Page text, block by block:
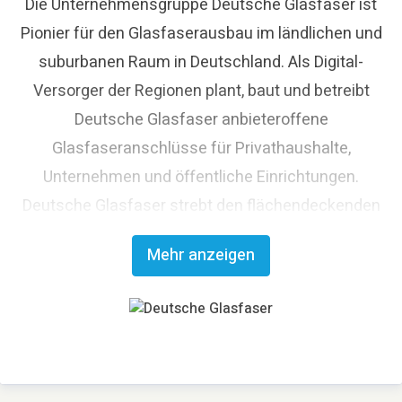
Pionier für den Glasfaserausbau im ländlichen und
suburbanen Raum in Deutschland. Als Digital-
Versorger der Regionen plant, baut und betreibt
Deutsche Glasfaser anbieteroffene
Glasfaseranschlüsse für Privathaushalte,
Unternehmen und öffentliche Einrichtungen.
Deutsche Glasfaser strebt den flächendeckenden
Glasfaserausbau an und trägt damit maßgeblich
zum digitalen Fortschritt Deutschlands bei. Mit
innovativen Planungs- und Bauverfahren ist
Deutsche Glasfaser Spezialist für einen schnellen
Unternehmensgruppe zählt zu den finanzstärksten
Mehr anzeigen